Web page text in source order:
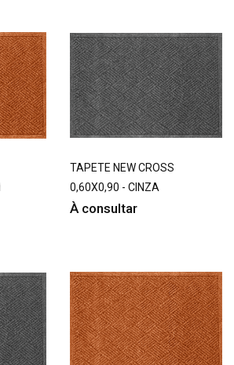
TAPETE NEW CROSS
0,60X0,90 - CINZA
À consultar